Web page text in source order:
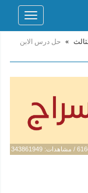
Toggle
» حل درس الابن